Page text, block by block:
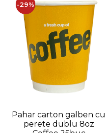
-29%
Pahar carton galben cu
perete dublu 8oz